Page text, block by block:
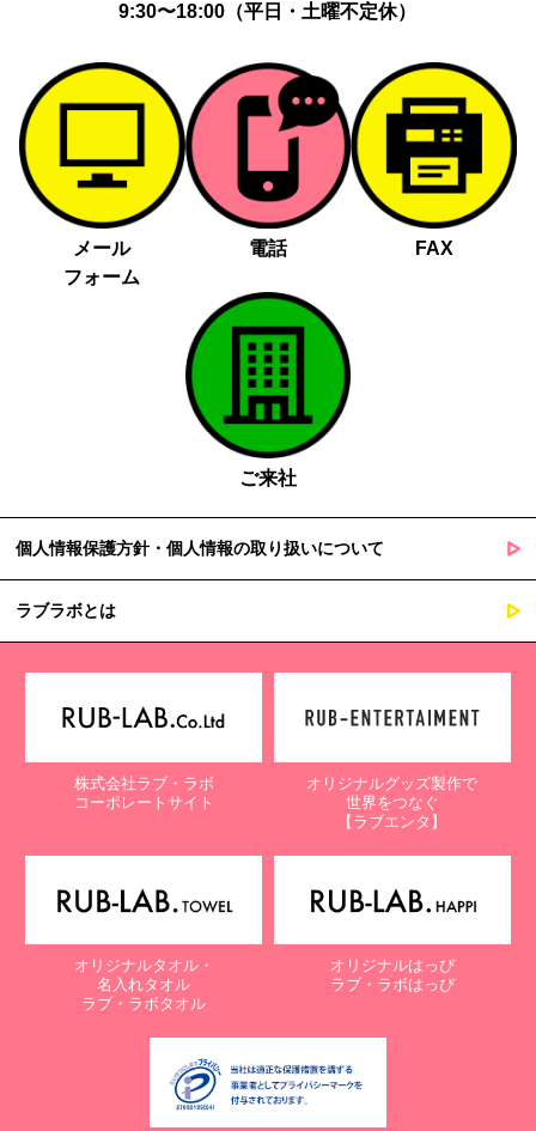
9:30〜18:00（平日・土曜不定休）
メール
フォーム
電話 FAX
ご来社
個人情報保護方針・個人情報の取り扱いについて
ラブラボとは
株式会社ラブ・ラボ
コーポレートサイト
オリジナルグッズ製作で
世界をつなぐ
【ラブエンタ】
オリジナルタオル・
名入れタオル
ラブ・ラボタオル
オリジナルはっぴ
ラブ・ラボはっぴ